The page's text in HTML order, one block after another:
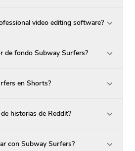
video editing software?
de fondo Subway Surfers?
en Shorts?
historias de Reddit?
con Subway Surfers?